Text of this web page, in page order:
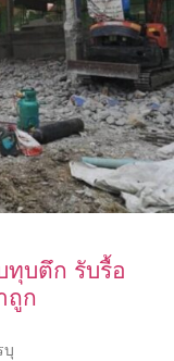
ทุบตึก รับรื้อ
ถูก
บุ